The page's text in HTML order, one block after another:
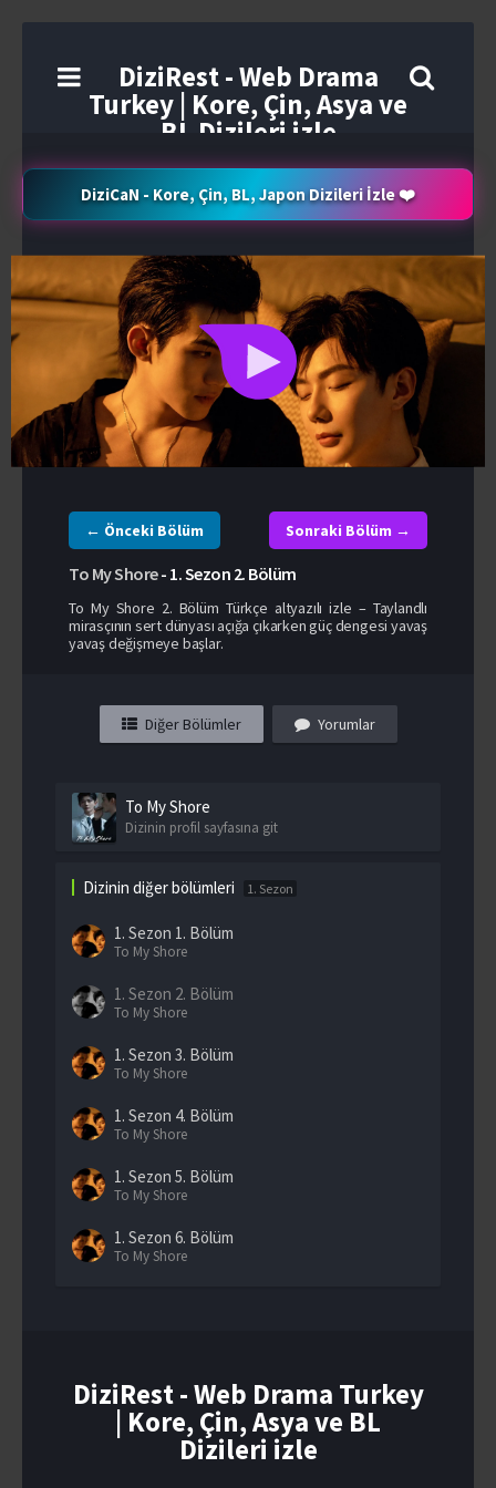
DiziRest - Web Drama
Turkey | Kore, Çin, Asya ve
BL Dizileri izle
DiziCaN - Kore, Çin, BL, Japon Dizileri İzle ❤️
← Önceki Bölüm Sonraki Bölüm →
To My Shore- 1. Sezon 2. Bölüm
To My Shore 2. Bölüm Türkçe altyazılı izle – Taylandlı
mirasçının sert dünyası açığa çıkarken güç dengesi yavaş
yavaş değişmeye başlar.
Diğer Bölümler Yorumlar
To My Shore
Dizinin profil sayfasına git
Dizinin diğer bölümleri 1. Sezon
1. Sezon 1. Bölüm
To My Shore
1. Sezon 2. Bölüm
To My Shore
1. Sezon 3. Bölüm
To My Shore
1. Sezon 4. Bölüm
To My Shore
1. Sezon 5. Bölüm
To My Shore
1. Sezon 6. Bölüm
To My Shore
1. Sezon9. Bölüm
To My Shore
DiziRest - Web Drama Turkey
| Kore, Çin, Asya ve BL
Dizileri izle